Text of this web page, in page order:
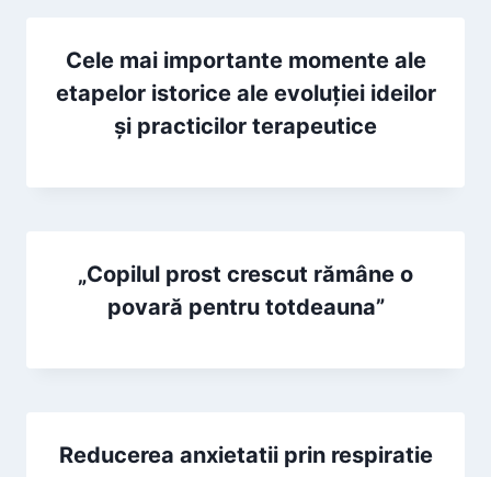
Cele mai importante momente ale
etapelor istorice ale evoluţiei ideilor
şi practicilor terapeutice
„Copilul prost crescut rămâne o
povară pentru totdeauna”
Reducerea anxietatii prin respiratie